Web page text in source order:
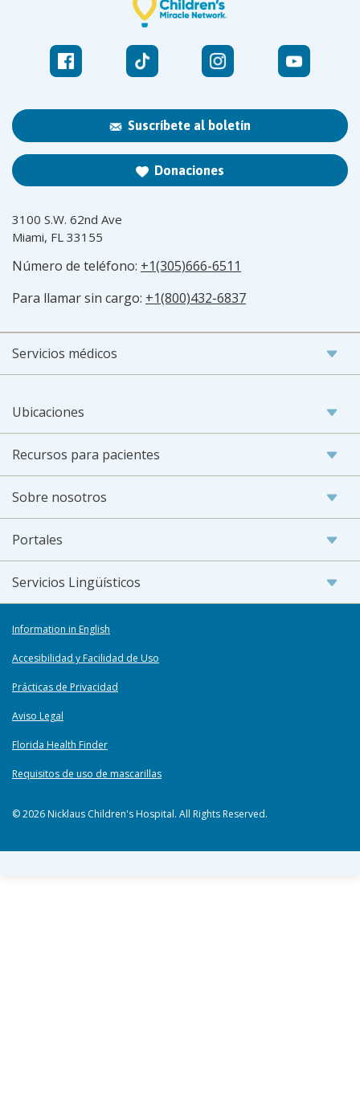
Suscríbete al boletín
Donaciones
3100 S.W. 62nd Ave
Miami, FL 33155
Número de teléfono: +1(305)666-6511
Para llamar sin cargo: +1(800)432-6837
Servicios médicos
Ubicaciones
Recursos para pacientes
Sobre nosotros
Portales
Servicios Lingüísticos
Information in English
Accesibilidad y Facilidad de Uso
Prácticas de Privacidad
Aviso Legal
Florida Health Finder
Requisitos de uso de mascarillas
© 2026 Nicklaus Children's Hospital. All Rights Reserved.